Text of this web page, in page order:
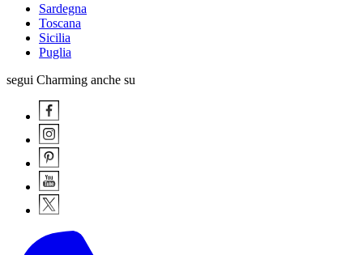
Sardegna
Toscana
Sicilia
Puglia
segui Charming anche su